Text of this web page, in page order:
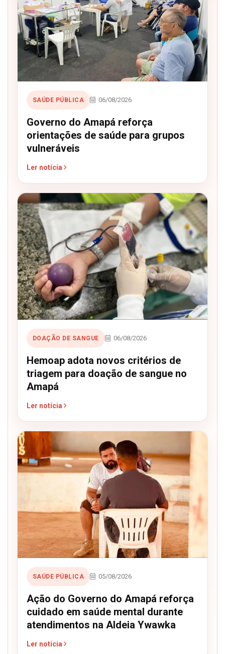
SAÚDE PÚBLICA 06/08/2026
Governo do Amapá reforça
orientações de saúde para grupos
vulneráveis
Ler notícia
DOAÇÃO DE SANGUE 06/08/2026
Hemoap adota novos critérios de
triagem para doação de sangue no
Amapá
Ler notícia
SAÚDE PÚBLICA 05/08/2026
Ação do Governo do Amapá reforça
cuidado em saúde mental durante
atendimentos na Aldeia Ywawka
Ler notícia